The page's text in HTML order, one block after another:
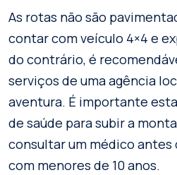
As rotas não são
contar com veículo 4×4 e
do contrário, é
serviços de uma agência
aventura. É importante
de saúde para subir a
consultar um médico
com menores de 10 anos.